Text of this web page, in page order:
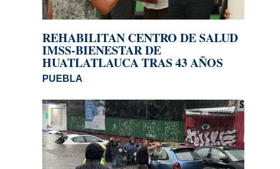
REHABILITAN CENTRO DE SALUD
IMSS-BIENESTAR DE
HUATLATLAUCA TRAS 43 AÑOS
PUEBLA